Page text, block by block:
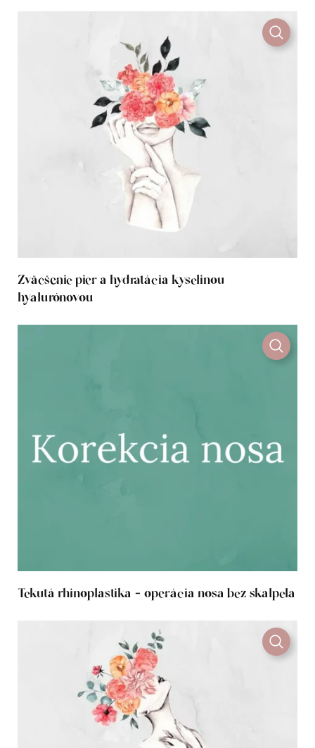
Zväčšenie pier a hydratácia kyselinou
hyalurónovou
Tekutá rhinoplastika - operácia nosa bez skalpela